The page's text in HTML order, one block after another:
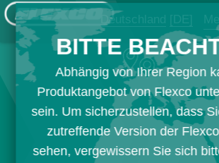
Deutschland [DE]
BITTE
Abhängig von Ihrer Region
Produktangebot von Flexco
sein. Um sicherzustellen, dass
zutreffende Version der
sehen, vergewissern Sie sich